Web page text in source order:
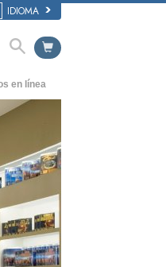
IDIOMA
en línea
Lesiones